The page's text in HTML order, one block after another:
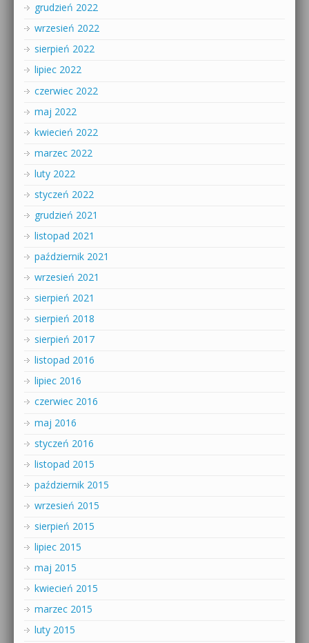
grudzień 2022
wrzesień 2022
sierpień 2022
lipiec 2022
czerwiec 2022
maj 2022
kwiecień 2022
marzec 2022
luty 2022
styczeń 2022
grudzień 2021
listopad 2021
październik 2021
wrzesień 2021
sierpień 2021
sierpień 2018
sierpień 2017
listopad 2016
lipiec 2016
czerwiec 2016
maj 2016
styczeń 2016
listopad 2015
październik 2015
wrzesień 2015
sierpień 2015
lipiec 2015
maj 2015
kwiecień 2015
marzec 2015
luty 2015